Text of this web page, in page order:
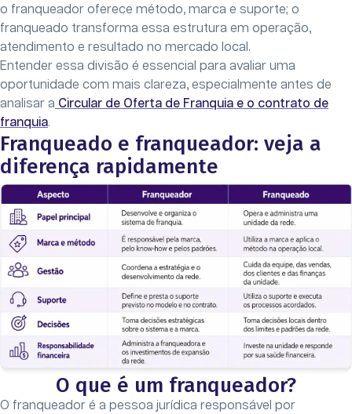
o franqueador oferece método, marca e suporte; o
franqueado transforma essa estrutura em operação,
atendimento e resultado no mercado local.
Entender essa divisão é essencial para avaliar uma
oportunidade com mais clareza, especialmente antes de
analisar a Circular de Oferta de Franquia e o contrato de
franquia.
Franqueado e franqueador: veja a
diferença rapidamente
O que é um franqueador?
O franqueador é a pessoa jurídica responsável por